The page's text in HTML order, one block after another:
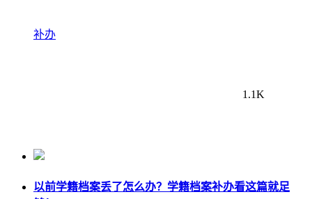
补办
1.1K
以前学籍档案丢了怎么办？学籍档案补办看这篇就足